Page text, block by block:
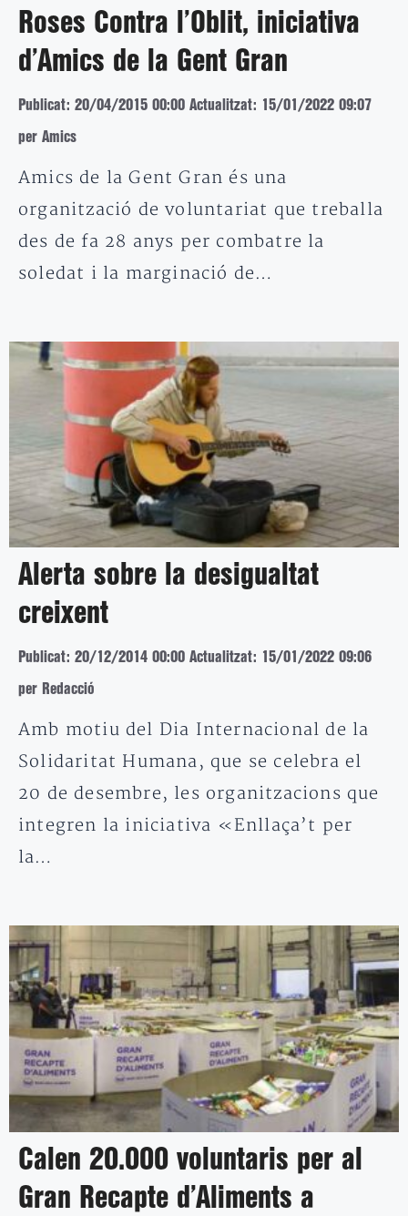
Roses Contra l’Oblit, iniciativa
d’Amics de la Gent Gran
Publicat: 20/04/2015 00:00 Actualitzat: 15/01/2022 09:07
per Amics
Amics de la Gent Gran és una
organització de voluntariat que treballa
des de fa 28 anys per combatre la
soledat i la marginació de…
Alerta sobre la desigualtat
creixent
Publicat: 20/12/2014 00:00 Actualitzat: 15/01/2022 09:06
per Redacció
Amb motiu del Dia Internacional de la
Solidaritat Humana, que se celebra el
20 de desembre, les organitzacions que
integren la iniciativa «Enllaça’t per
la…
Calen 20.000 voluntaris per al
Gran Recapte d’Aliments a